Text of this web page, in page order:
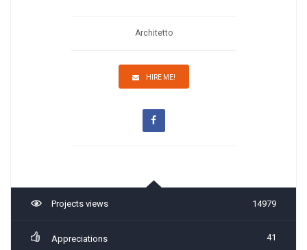
Architetto
HIRE ME!
Projects views 14979
Appreciations 41